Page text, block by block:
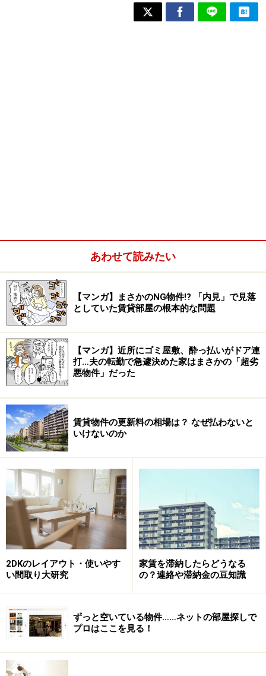
あわせて読みたい
【マンガ】まさかのNG物件!? 「内見」で見落
としていた賃貸部屋の根本的な問題
【マンガ】近所にゴミ屋敷、酔っ払いがドア連
打…夫の転勤で急遽決めた家はまさかの「超劣
悪物件」だった
賃貸物件の更新料の相場は？ なぜ払わないと
いけないのか
2DKのレイアウト・使いやす
い間取り大研究
家賃を滞納したらどうなる
の？連絡や滞納金の豆知識
ずっと空いている物件……ネットの部屋探しで
プロはここを見る！